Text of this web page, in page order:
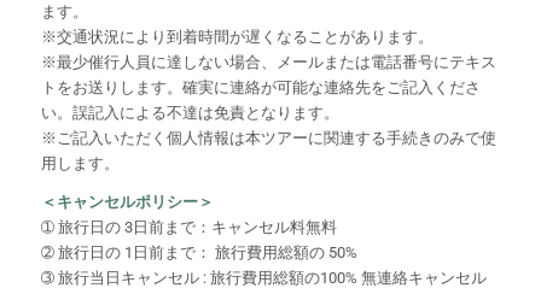
ます。
※交通状況により到着時間が遅くなることがあります。
※最少催行人員に達しない場合、メールまたは電話番号にテキス
トをお送りします。確実に連絡が可能な連絡先をご記入くださ
い。誤記入による不達は免責となります。
※ご記入いただく個人情報は本ツアーに関連する手続きのみで使
用します。
＜キャンセルポリシー＞
➀ 旅行日の 3日前まで：キャンセル料無料
➁ 旅行日の 1日前まで： 旅行費用総額の 50%
➂ 旅行当日キャンセル : 旅行費用総額の100% 無連絡キャンセル